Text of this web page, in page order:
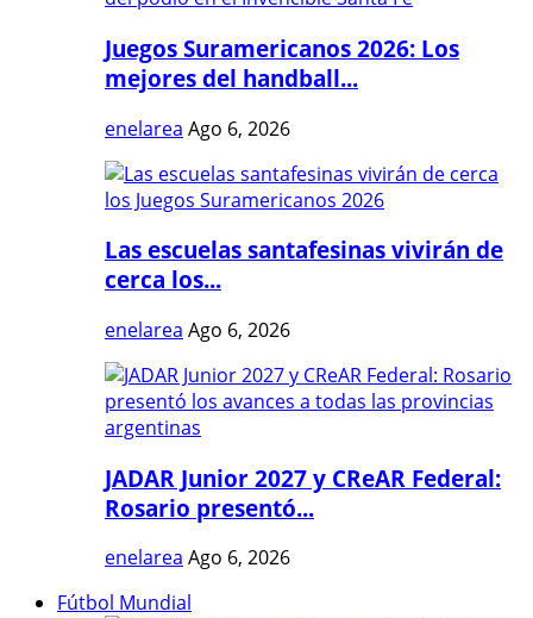
Juegos Suramericanos 2026: Los
mejores del handball...
enelarea Ago 6, 2026
Las escuelas santafesinas vivirán de
cerca los...
enelarea Ago 6, 2026
JADAR Junior 2027 y CReAR Federal:
Rosario presentó...
enelarea Ago 6, 2026
Fútbol Mundial